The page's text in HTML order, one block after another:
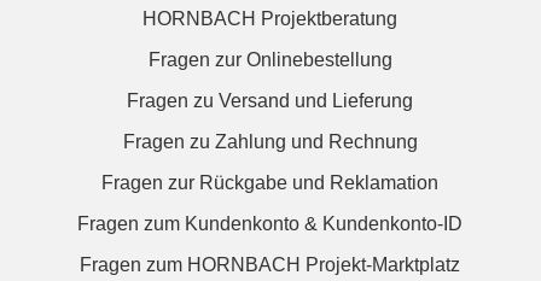
HORNBACH Projektberatung
Fragen zur Onlinebestellung
Fragen zu Versand und Lieferung
Fragen zu Zahlung und Rechnung
Fragen zur Rückgabe und Reklamation
Fragen zum Kundenkonto & Kundenkonto-ID
Fragen zum HORNBACH Projekt-Marktplatz